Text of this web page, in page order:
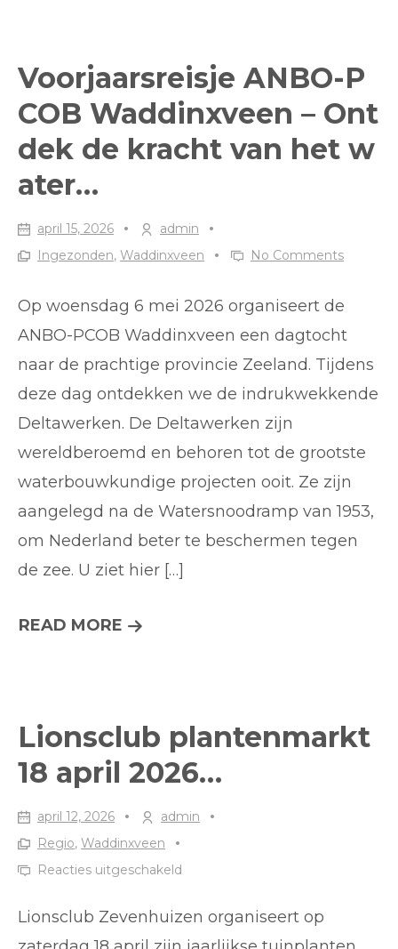
VAN
WATER
TIJDENS
MET
WATER-
Voorjaarsreisje ANBO-P
COB Waddinxveen – Ont
dek de kracht van het w
ater…
april 15, 2026
admin
Ingezonden, Waddinxveen No Comments
Op woensdag 6 mei 2026 organiseert de
ANBO-PCOB Waddinxveen een dagtocht
naar de prachtige provincie Zeeland. Tijdens
deze dag ontdekken we de indrukwekkende
Deltawerken. De Deltawerken zijn
wereldberoemd en behoren tot de grootste
waterbouwkundige projecten ooit. Ze zijn
aangelegd na de Watersnoodramp van 1953,
om Nederland beter te beschermen tegen
de zee. U ziet hier […]
READ MORE VOORJAARSREISJE
–
ONTDEK
KRACHT
WATER…
Lionsclub plantenmarkt
18 april 2026…
april 12, 2026
admin
Regio, Waddinxveen
Reacties uitgeschakeld
plantenmarkt
18
Lionsclub Zevenhuizen organiseert op